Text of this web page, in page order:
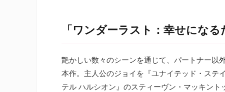
「ワンダーラスト：幸せにな
艶かしい数々のシーンを通じて、パートナー以
本作。主人公のジョイを『ユナイテッド・ステ
テル ハルシオン』のスティーヴン・マッキン